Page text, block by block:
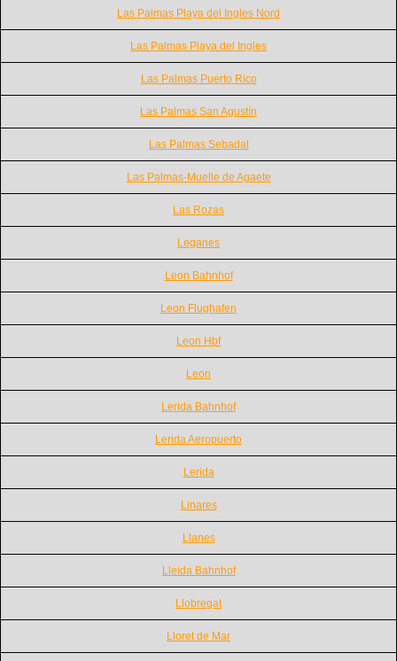
Las Palmas Playa del Ingles Nord
Las Palmas Playa del Ingles
Las Palmas Puerto Rico
Las Palmas San Agustín
Las Palmas Sebadal
Las Palmas-Muelle de Agaete
Las Rozas
Leganes
Leon Bahnhof
Leon Flughafen
Leon Hbf
Leon
Lerida Bahnhof
Lerida Aeropuerto
Lerida
Linares
Llanes
Lleida Bahnhof
Llobregat
Lloret de Mar